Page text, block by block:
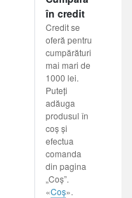
în credit
Credit se
oferă pentru
cumpărături
mai mari de
1000 lei.
Puteți
adăuga
produsul în
coș și
efectua
comanda
din pagina
„Coș”.
«Coș».